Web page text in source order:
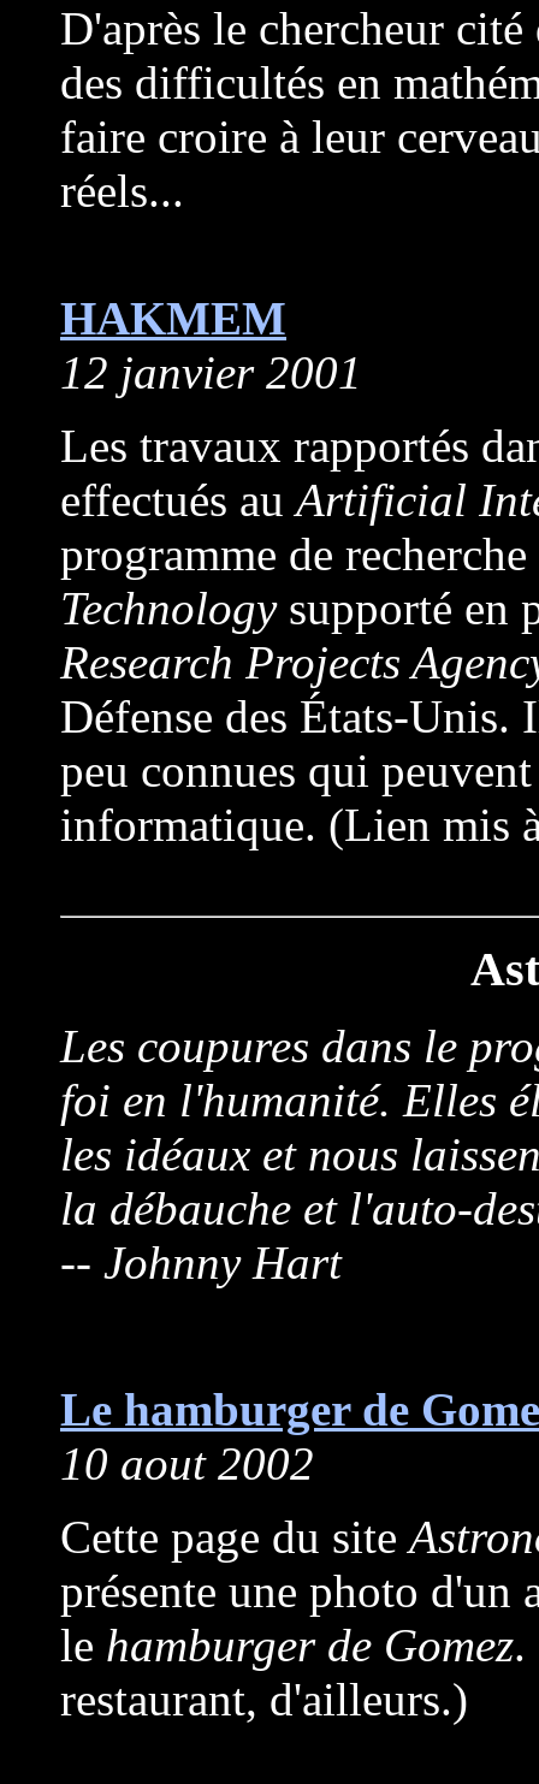
D'après le chercheur
des difficultés en
faire croire à leur
réels...
HAKMEM
12 janvier 2001
Les travaux rapportés
effectués auArtificial
programme de
Technologysupporté en
Research Projects
Défense des États-
peu connues qui
informatique. (Lien mis
Les coupures dans le
foi en l'humanité. Elles
les idéaux et nous
la débauche et l'auto-
-- Johnny Hart
Le hamburger de
10 aout 2002
Cette page du site
présente une photo d'un
le hamburger de Gomez.
restaurant, d'ailleurs.)